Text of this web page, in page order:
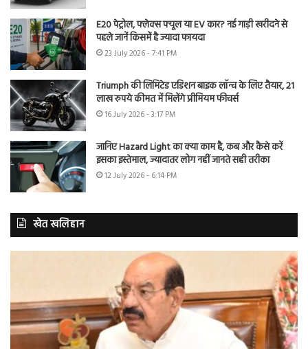
E20 पेट्रोल, फ्लेक्स फ्यूल या EV कार? नई गाड़ी खरीदने से
पहले जानें किसमें है ज्यादा फायदा
23 July 2026 - 7:41 PM
Triumph की लिमिटेड एडिशन बाइक लॉन्च के लिए तैयार, 21
लाख रुपये कीमत में मिलेंगे प्रीमियम फीचर्स
16 July 2026 - 3:17 PM
जानिए Hazard Light का क्या काम है, कब और कैसे करें
इसका इस्तेमाल, ज्यादातर लोग नहीं जानते सही तरीका
12 July 2026 - 6:14 PM
खेत खलिहान